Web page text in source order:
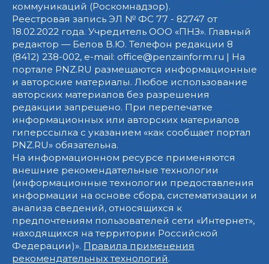
коммуникаций (Роскомнадзор).
Реестровая запись ЭЛ № ФС 77 - 82747 от
18.02.2022 года. Учредитель ООО «ПНЗ». Главный
редактор — Белов В.Ю. Телефон редакции 8
(8412) 238-002, e-mail: office@penzainform.ru | На
портале PNZ.RU размещаются информационные
и авторские материалы. Любое использование
авторских материалов без разрешения
редакции запрещено. При перепечатке
информационных или авторских материалов
гиперссылка с указанием «как сообщает портал
PNZ.RU» обязательна.
На информационном ресурсе применяются
внешние рекомендательные технологии
(информационные технологии предоставления
информации на основе сбора, систематизации и
анализа сведений, относящихся к
предпочтениям пользователей сети «Интернет»,
находящихся на территории Российской
Федерации)». Правила применения
рекомендательных технологий.